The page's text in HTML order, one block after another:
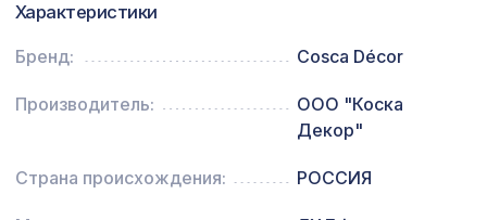
11-45, 2790х1020мм, ХДФ, бук
150х95мм, шелковое дерево
Характеристики
Бренд: Cosca Décor
Производитель:
ООО "Коска
Декор"
Страна происхождения: РОССИЯ